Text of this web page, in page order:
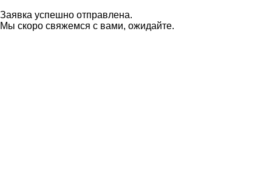
Заявка успешно отправлена.
Мы скоро свяжемся с вами, ожидайте.